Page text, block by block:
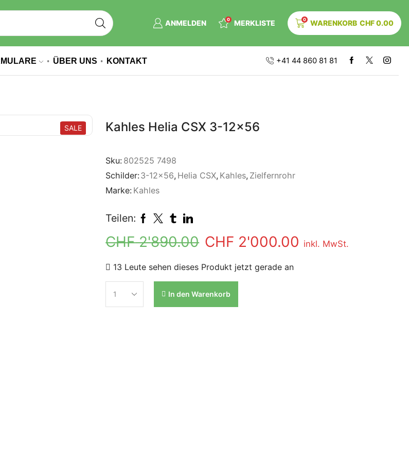
ANMELDEN 0 MERKLISTE 0 WARENKORB CHF0.00
ÜBER UNS KONTAKT +41 44 860 81 81
SALE Kahles Helia CSX 3-12×56
Sku: 802525 7498
Schilder:3-12x56, Helia CSX, Kahles, Zielfernrohr
Marke: Kahles
Teilen:
CHF2'890.00 CHF 2'000.00 inkl. MwSt.
13 Leute sehen dieses Produkt jetzt gerade an
In den Warenkorb